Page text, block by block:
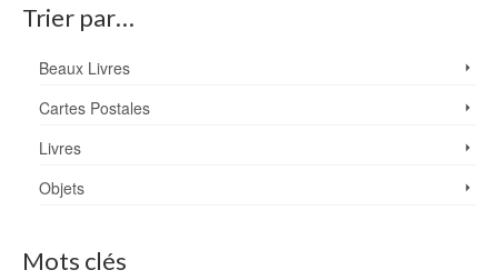
Trier par…
Beaux Livres
Cartes Postales
Livres
Objets
Mots clés